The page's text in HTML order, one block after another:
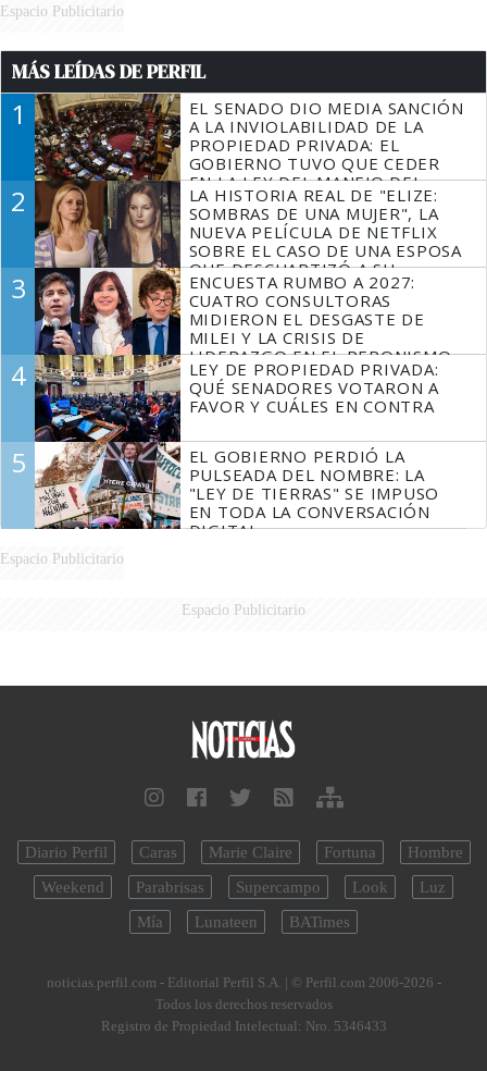
Espacio Publicitario
MÁS LEÍDAS DE PERFIL
1
EL SENADO DIO MEDIA SANCIÓN
A LA INVIOLABILIDAD DE LA
PROPIEDAD PRIVADA: EL
GOBIERNO TUVO QUE CEDER
EN LA LEY DEL MANEJO DEL
FUEGO
2
LA HISTORIA REAL DE "ELIZE:
SOMBRAS DE UNA MUJER", LA
NUEVA PELÍCULA DE NETFLIX
SOBRE EL CASO DE UNA ESPOSA
QUE DESCUARTIZÓ A SU
MARIDO
3
ENCUESTA RUMBO A 2027:
CUATRO CONSULTORAS
MIDIERON EL DESGASTE DE
MILEI Y LA CRISIS DE
LIDERAZGO EN EL PERONISMO
4
LEY DE PROPIEDAD PRIVADA:
QUÉ SENADORES VOTARON A
FAVOR Y CUÁLES EN CONTRA
5
EL GOBIERNO PERDIÓ LA
PULSEADA DEL NOMBRE: LA
"LEY DE TIERRAS" SE IMPUSO
EN TODA LA CONVERSACIÓN
DIGITAL
Espacio Publicitario
Espacio Publicitario
Diario Perfil Caras Marie Claire Fortuna
Hombre
Weekend
Parabrisas Supercampo Look
Luz
Mía
Lunateen BATimes
noticias.perfil.com - Editorial Perfil S.A. | © Perfil.com 2006-2026 -
Todos los derechos reservados
Registro de Propiedad Intelectual: Nro. 5346433